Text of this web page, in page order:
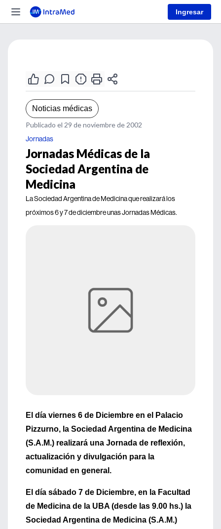
Ingresar
Noticias médicas
Publicado el 29 de noviembre de 2002
Jornadas
Jornadas Médicas de la
Sociedad Argentina de
Medicina
La Sociedad Argentina de Medicina que realizará los
próximos 6 y 7 de diciembre unas Jornadas Médicas.
El día viernes 6 de Diciembre en el Palacio
Pizzurno, la Sociedad Argentina de Medicina
(S.A.M.) realizará una Jornada de reflexión,
actualización y divulgación para la
comunidad en general.
El día sábado 7 de Diciembre, en la Facultad
de Medicina de la UBA (desde las 9.00 hs.) la
Sociedad Argentina de Medicina (S.A.M.)